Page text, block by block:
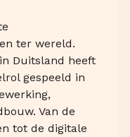
ter wereld.
Duitsland heeft
gespeeld in
Van de
tot de digitale